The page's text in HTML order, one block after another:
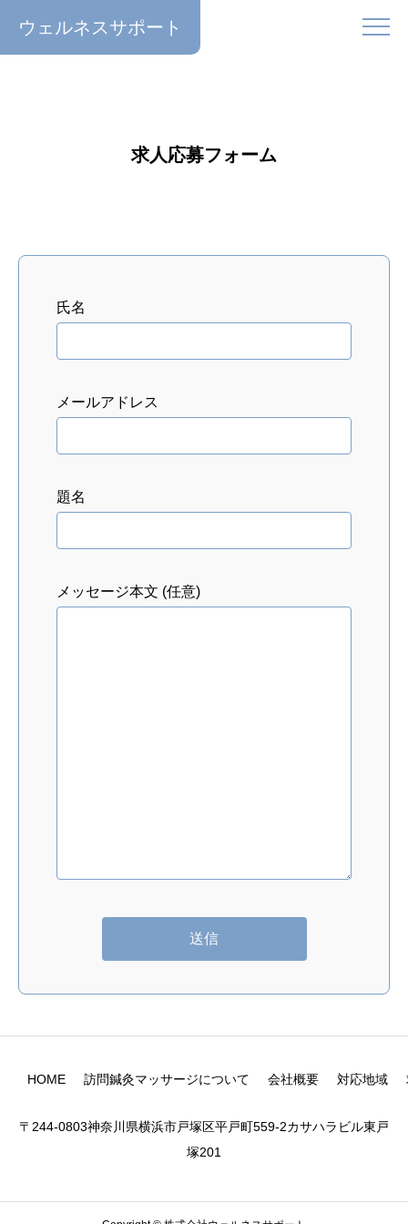
ウェルネスサポート
求人応募フォーム
氏名
メールアドレス
題名
メッセージ本文 (任意)
HOME 訪問鍼灸マッサージについて 会社概要 対応地域
〒244-0803神奈川県横浜市戸塚区平戸町559-2カサハラビル東戸
塚201